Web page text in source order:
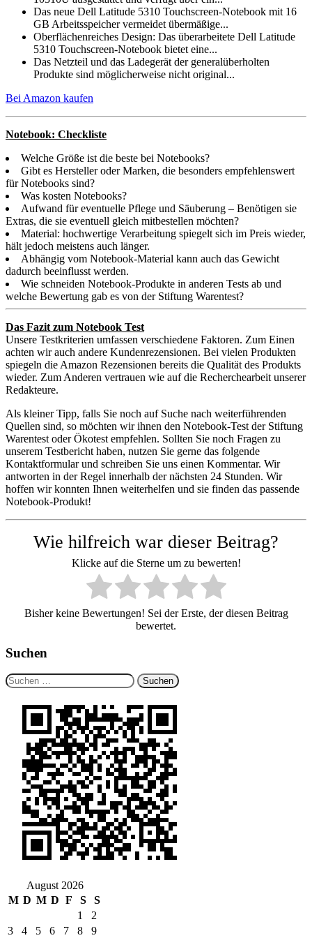
Das neue Dell Latitude 5310 Touchscreen-Notebook mit 16
GB Arbeitsspeicher vermeidet übermäßige...
Oberflächenreiches Design: Das überarbeitete Dell Latitude
5310 Touchscreen-Notebook bietet eine...
Das Netzteil und das Ladegerät der generalüberholten
Produkte sind möglicherweise nicht original...
Bei Amazon kaufen
Notebook: Checkliste
Welche Größe ist die beste bei Notebooks?
Gibt es Hersteller oder Marken, die besonders empfehlenswert
für Notebooks sind?
Was kosten Notebooks?
Aufwand für eventuelle Pflege und Säuberung – Benötigen sie
Extras, die sie eventuell gleich mitbestellen möchten?
Material: hochwertige Verarbeitung spiegelt sich im Preis wieder,
hält jedoch meistens auch länger.
Abhängig vom Notebook-Material kann auch das Gewicht
dadurch beeinflusst werden.
Wie schneiden Notebook-Produkte in anderen Tests ab und
welche Bewertung gab es von der Stiftung Warentest?
Das Fazit zum Notebook Test
Unsere Testkriterien umfassen verschiedene Faktoren. Zum Einen
achten wir auch andere Kundenrezensionen. Bei vielen Produkten
spiegeln die Amazon Rezensionen bereits die Qualität des Produkts
wieder. Zum Anderen vertrauen wie auf die Recherchearbeit unserer
Redakteure.
Als kleiner Tipp, falls Sie noch auf Suche nach weiterführenden
Quellen sind, so möchten wir ihnen den Notebook-Test der Stiftung
Warentest oder Ökotest empfehlen. Sollten Sie noch Fragen zu
unserem Testbericht haben, nutzen Sie gerne das folgende
Kontaktformular und schreiben Sie uns einen Kommentar. Wir
antworten in der Regel innerhalb der nächsten 24 Stunden. Wir
hoffen wir konnten Ihnen weiterhelfen und sie finden das passende
Notebook-Produkt!
Wie hilfreich war dieser Beitrag?
Klicke auf die Sterne um zu bewerten!
Bisher keine Bewertungen! Sei der Erste, der diesen Beitrag
bewertet.
Suchen
Suchen
nach:
August 2026
M D M D F S
S
1
2
3
4 5 6 7 8
9